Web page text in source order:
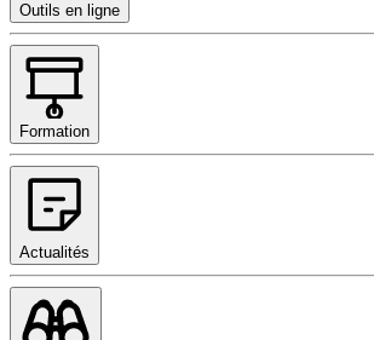
Outils en ligne
Formation
Actualités